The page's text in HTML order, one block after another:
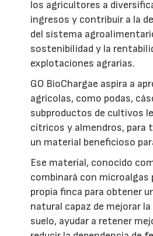
los agricultores a
ingresos y contribuir a la
del sistema
sostenibilidad y la
explotaciones agrarias.
GO BioChargae aspira a
agrícolas, como podas,
subproductos de cultivos
cítricos y almendros, para
un material beneficioso
Ese material, conocido
combinará con microalgas
propia finca para obtener
natural capaz de mejorar
suelo, ayudar a retener